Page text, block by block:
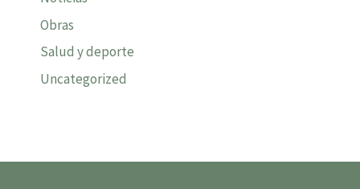
Obras
Salud y deporte
Uncategorized